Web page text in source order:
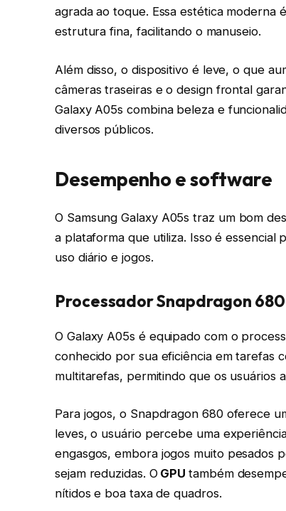
agrada ao toque. Essa estética
estrutura fina, facilitando o manuseio.
Além disso, o dispositivo é leve, o que
câmeras traseiras e o design frontal
Galaxy A05s combina beleza e
diversos públicos.
Desempenho e software
O Samsung Galaxy A05s traz um bom
a plataforma que utiliza. Isso é
uso diário e jogos.
Processador Snapdragon
O Galaxy A05s é equipado com o
conhecido por sua eficiência em tarefas
multitarefas, permitindo que os usuários
Para jogos, o Snapdragon 680 oferece
leves, o usuário percebe uma
engasgos, embora jogos muito pesados
sejam reduzidas. O GPUtambém
nítidos e boa taxa de quadros.